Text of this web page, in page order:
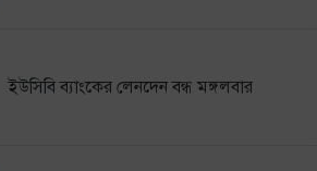
ইউসিবি ব্যাংকের লেনদেন বন্ধ মঙ্গলবার